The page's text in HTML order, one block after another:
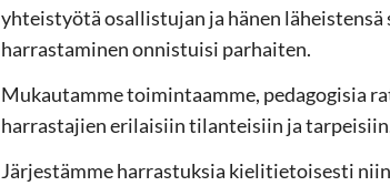
yh­teis­työ­tä osal­lis­tu­jan ja hänen lä­heis­ten­sä
har­ras­ta­mi­nen on­nis­tui­si par­hai­ten.
Mu­kau­tam­me toi­min­taam­me, pe­da­go­gi­sia
har­ras­ta­jien eri­lai­siin ti­lan­tei­siin ja
Jär­jes­täm­me har­ras­tuk­sia kie­li­tie­toi­ses­ti